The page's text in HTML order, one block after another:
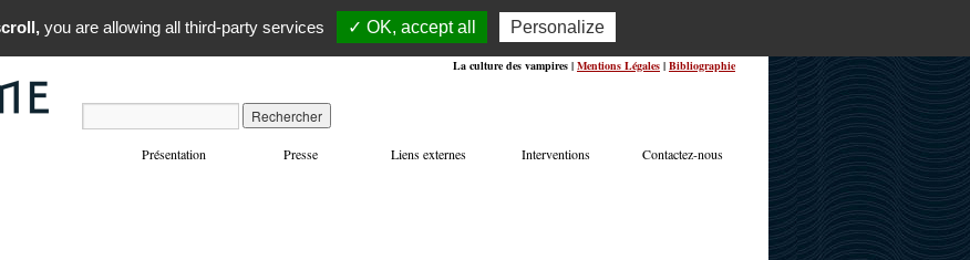
La culture des vampires | Mentions Légales | Bibliographie
Présentation Presse Liens externes Interventions Contactez-nous
you are allowing all third-party services ✓ OK, accept all Personalize